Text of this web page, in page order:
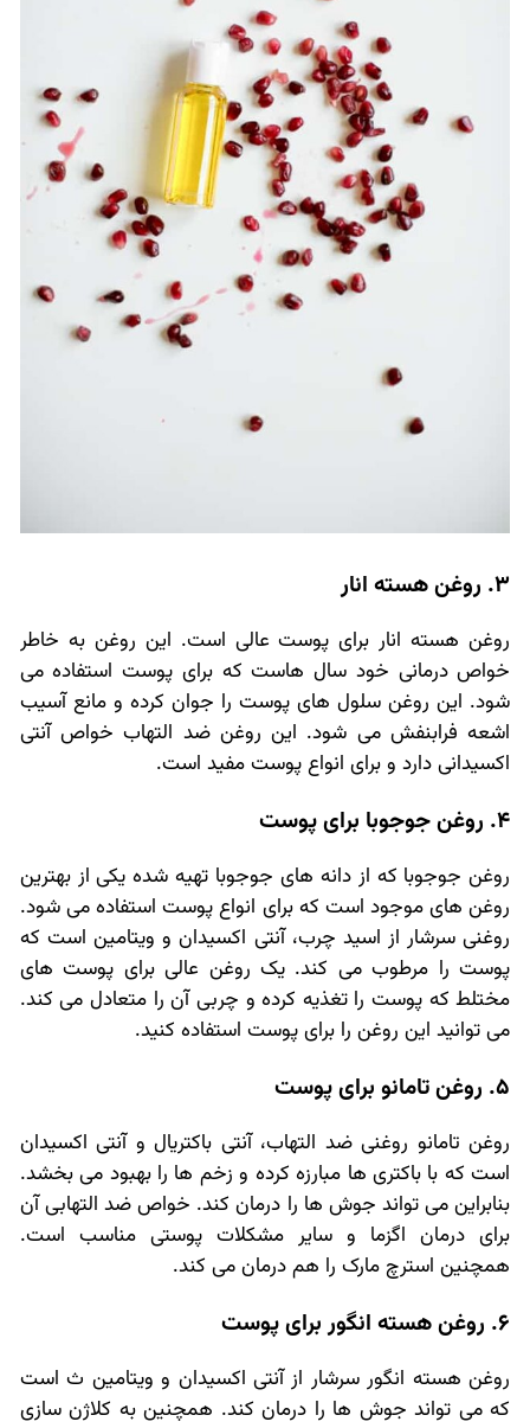
3. روغن هسته انار
روغن هسته انار برای پوست عالی است. این روغن به خاطر
خواص درمانی خود سال هاست که برای پوست استفاده می
شود. این روغن سلول های پوست را جوان کرده و مانع آسیب
اشعه فرابنفش می شود. این روغن ضد التهاب خواص آنتی
اکسیدانی دارد و برای انواع پوست مفید است.
4. روغن جوجوبا برای پوست
روغن جوجوبا که از دانه های جوجوبا تهیه شده یکی از بهترین
روغن های موجود است که برای انواع پوست استفاده می شود.
روغنی سرشار از اسید چرب، آنتی اکسیدان و ویتامین است که
پوست را مرطوب می کند. یک روغن عالی برای پوست های
مختلط که پوست را تغذیه کرده و چربی آن را متعادل می کند.
می توانید این روغن را برای پوست استفاده کنید.
5. روغن تامانو برای پوست
روغن تامانو روغنی ضد التهاب، آنتی باکتریال و آنتی اکسیدان
است که با باکتری ها مبارزه کرده و زخم ها را بهبود می بخشد.
بنابراین می تواند جوش ها را درمان کند. خواص ضد التهابی آن
برای درمان اگزما و سایر مشکلات پوستی مناسب است.
همچنین استرچ مارک را هم درمان می کند.
6. روغن هسته انگور برای پوست
روغن هسته انگور سرشار از آنتی اکسیدان و ویتامین ث است
که می تواند جوش ها را درمان کند. همچنین به کلاژن سازی